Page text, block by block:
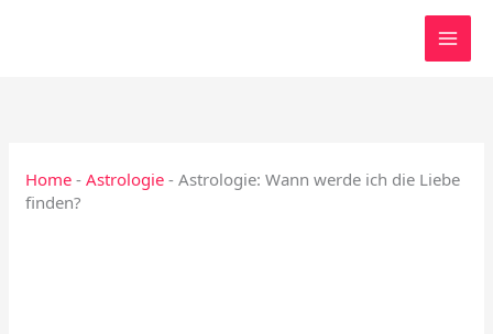
Home -Astrologie -Astrologie: Wann werde ich die Liebe
finden?